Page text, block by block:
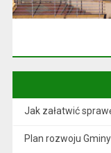
Jak załatwić
Plan rozwoju Gminy